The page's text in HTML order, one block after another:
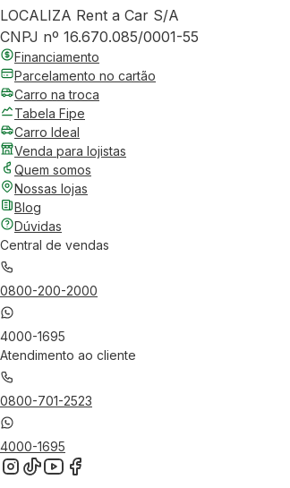
LOCALIZA Rent a Car S/A
CNPJ nº 16.670.085/0001-55
Financiamento
Parcelamento no cartão
Carro na troca
Tabela Fipe
Carro Ideal
Venda para lojistas
Quem somos
Nossas lojas
Blog
Dúvidas
Central de vendas
0800-200-2000
4000-1695
Atendimento ao cliente
0800-701-2523
4000-1695